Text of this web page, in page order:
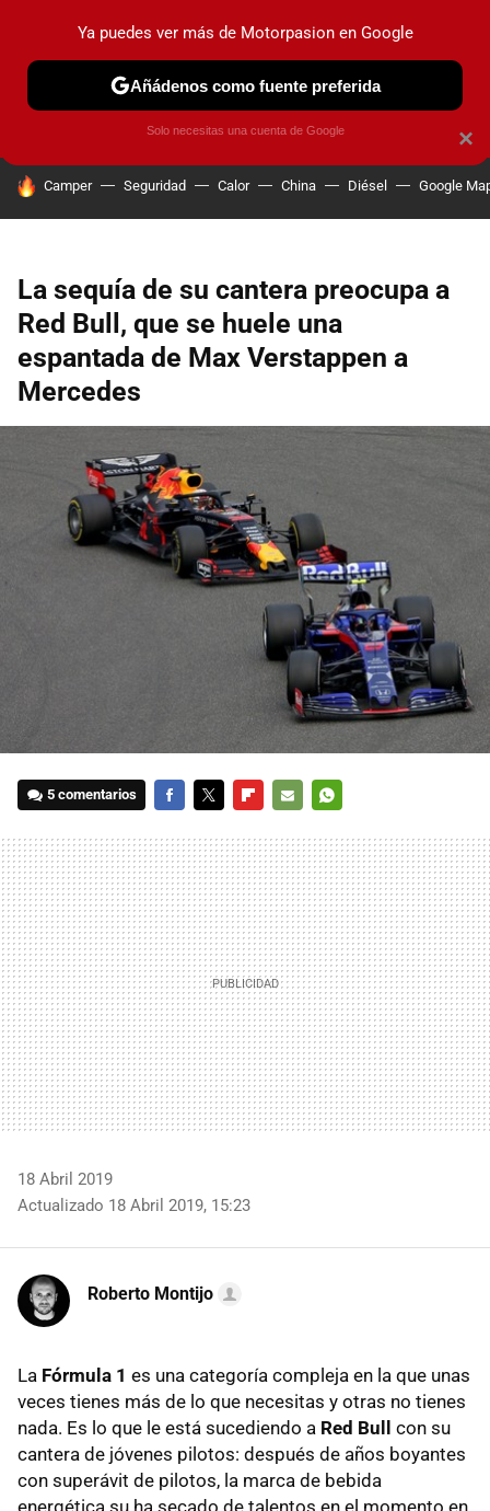
PRUEBAS COCHES ELÉCTRICOS OBSERVATORIO
HOY SE HABLA DE
Camper Seguridad Calor China Diésel Google
La sequía de su cantera preocupa a
Red Bull, que se huele una
espantada de Max Verstappen a
Mercedes
5 comentarios
MAIL
18 Abril 2019
Actualizado 18 Abril 2019, 15:23
Roberto Montijo
La Fórmula 1 es una categoría compleja en la que unas
veces tienes más de lo que necesitas y otras no tienes
nada. Es lo que le está sucediendo a Red Bull con su
cantera de jóvenes pilotos: después de años boyantes
con superávit de pilotos, la marca de bebida
energética su ha secado de talentos en el momento en
×
Ya puedes ver más de Motorpasion en Google
Añádenos como fuente preferida
Solo necesitas una cuenta de Google